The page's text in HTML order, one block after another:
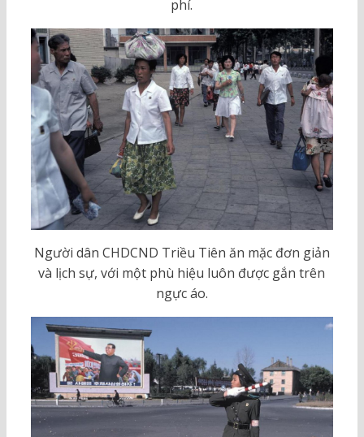
phí.
Người dân CHDCND Triều Tiên ăn mặc đơn giản
và lịch sự, với một phù hiệu luôn được gắn trên
ngực áo.